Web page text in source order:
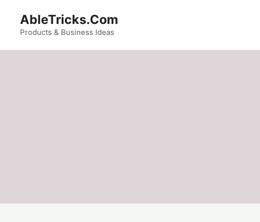
content
AbleTricks.Com
Products & Business Ideas